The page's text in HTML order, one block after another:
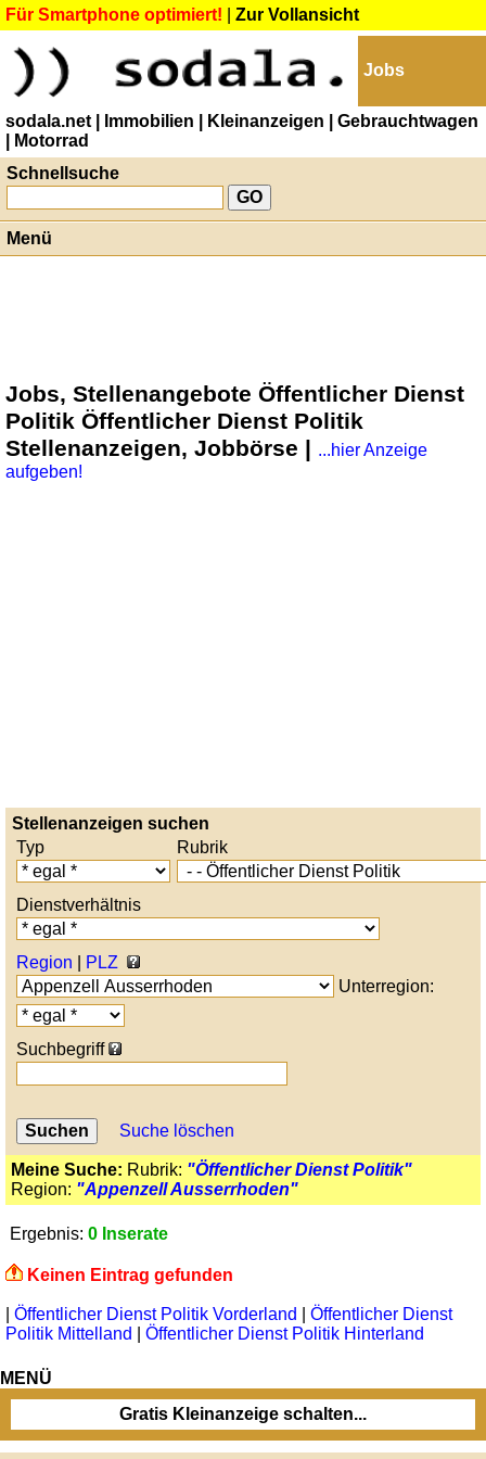
Für Smartphone optimiert! Zur Vollansicht
Jobs
sodala.net | Immobilien | Kleinanzeigen
| Gebrauchtwagen
| Motorrad
Schnellsuche
Menü
Jobs, Stellenangebote Öffentlicher Dienst
Politik Öffentlicher Dienst Politik
Stellenanzeigen, Jobbörse | ...hier Anzeige
aufgeben!
Stellenanzeigen suchen
Typ
Rubrik
Dienstverhältnis
Region
PLZ
Unterregion:
Suchbegriff
Suche löschen
Meine Suche: Rubrik: "Öffentlicher Dienst Politik"
Region: "Appenzell Ausserrhoden"
Ergebnis: 0 Inserate
Keinen Eintrag gefunden
Öffentlicher Dienst Politik Vorderland
Öffentlicher Dienst
Politik Mittelland
Öffentlicher Dienst Politik Hinterland
MENÜ
Gratis Kleinanzeige schalten...